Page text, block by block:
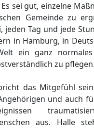
sei gut, einzelne Maß
Gemeinde zu
jeden Tag und jede
in Hamburg, in
elt ein ganz
ndlich zu pflegen.
das Mitgefühl
rigen und auch fü
aus. Halle